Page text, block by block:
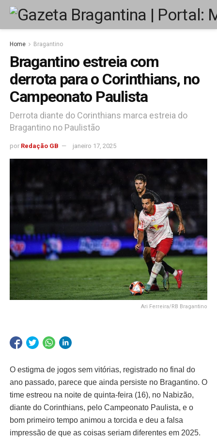
Home Bragantino
Bragantino estreia com
derrota para o Corinthians, no
Campeonato Paulista
Derrota diante do Corinthians marca estreia do
Bragantino no Paulistão
por Redação GB janeiro 17, 2025
Ari Ferreira/RB Bragantino
O estigma de jogos sem vitórias, registrado no final do
ano passado, parece que ainda persiste no Bragantino. O
time estreou na noite de quinta-feira (16), no Nabizão,
diante do Corinthians, pelo Campeonato Paulista, e o
bom primeiro tempo animou a torcida e deu a falsa
impressão de que as coisas seriam diferentes em 2025.